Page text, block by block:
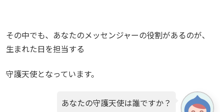
その中でも、あなたのメッセンジャーの役割があるのが、
生まれた日を担当する
守護天使となっています。
あなたの守護天使は誰ですか？